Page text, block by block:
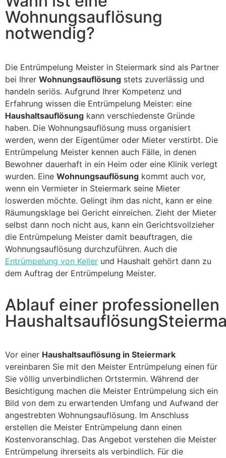
Wohnungsauflösung
notwendig?
Die Entrümpelung Meister in Steiermark sind als Partner
bei Ihrer Wohnungsauflösung stets zuverlässig und
handeln seriös. Aufgrund Ihrer Kompetenz und
Erfahrung wissen die Entrümpelung Meister: eine
Haushaltsauflösung kann verschiedenste Gründe
haben. Die Wohnungsauflösung muss organisiert
werden, wenn der Eigentümer oder Mieter verstirbt. Die
Entrümpelung Meister kennen auch Fälle, in denen
Bewohner dauerhaft in ein Heim oder eine Klinik verlegt
wurden. Eine Wohnungsauflösung kommt auch vor,
wenn ein Vermieter in Steiermark seine Mieter
loswerden möchte. Gelingt ihm das nicht, kann er eine
Räumungsklage bei Gericht einreichen. Zieht der Mieter
selbst dann noch nicht aus, kann ein Gerichtsvollzieher
die Entrümpelung Meister damit beauftragen, die
Wohnungsauflösung durchzuführen. Auch die
Entrümpelung von Keller und Haushalt gehört dann zu
dem Auftrag der Entrümpelung Meister.
Ablauf einer professionellen
Vor einer Haushaltsauflösung in Steiermark
vereinbaren Sie mit den Meister Entrümpelung einen für
Sie völlig unverbindlichen Ortstermin. Während der
Besichtigung machen die Meister Entrümpelung sich ein
Bild von dem zu erwartenden Umfang und Aufwand der
angestrebten Wohnungsauflösung. Im Anschluss
erstellen die Meister Entrümpelung dann einen
Kostenvoranschlag. Das Angebot verstehen die Meister
Entrümpelung ihrerseits als verbindlich. Für die